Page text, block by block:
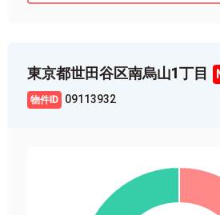
東京都世田谷区南烏山1丁目
09113932